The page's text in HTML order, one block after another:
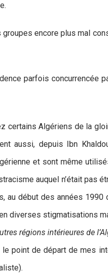
encore plus mal
parfois concurrencée
certains Algériens de la
aussi, depuis Ibn
et sont même
auquel n’était pas
au début des années 1990
diverses stigmatisations
régions intérieures de
point de départ de mes